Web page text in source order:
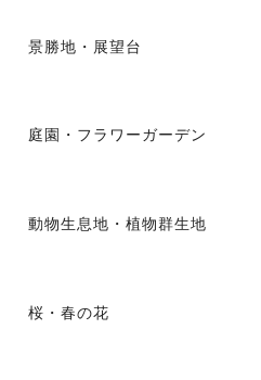
景勝地・展望台
庭園・フラワーガーデン
動物生息地・植物群生地
桜・春の花